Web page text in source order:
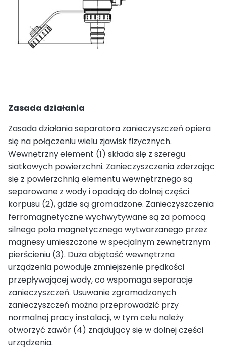
Zasada działania
Zasada działania separatora zanieczyszczeń opiera
się na połączeniu wielu zjawisk fizycznych.
Wewnętrzny element (1) składa się z szeregu
siatkowych powierzchni. Zanieczyszczenia zderzając
się z powierzchnią elementu wewnętrznego są
separowane z wody i opadają do dolnej części
korpusu (2), gdzie są gromadzone. Zanieczyszczenia
ferromagnetyczne wychwytywane są za pomocą
silnego pola magnetycznego wytwarzanego przez
magnesy umieszczone w specjalnym zewnętrznym
pierścieniu (3). Duża objętość wewnętrzna
urządzenia powoduje zmniejszenie prędkości
przepływającej wody, co wspomaga separację
zanieczyszczeń. Usuwanie zgromadzonych
zanieczyszczeń można przeprowadzić przy
normalnej pracy instalacji, w tym celu należy
otworzyć zawór (4) znajdujący się w dolnej części
urządzenia.